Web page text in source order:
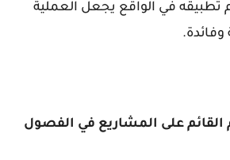
تطبيقه في الواقع يجعل العملية
وفائدة.
القائم على المشاريع في الفصول